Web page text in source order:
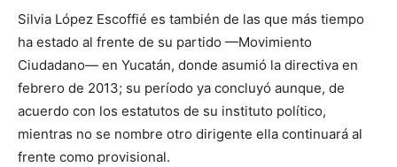
Silvia López Escoffié es también de las que más tiempo
ha estado al frente de su partido —Movimiento
Ciudadano— en Yucatán, donde asumió la directiva en
febrero de 2013; su período ya concluyó aunque, de
acuerdo con los estatutos de su instituto político,
mientras no se nombre otro dirigente ella continuará al
frente como provisional.